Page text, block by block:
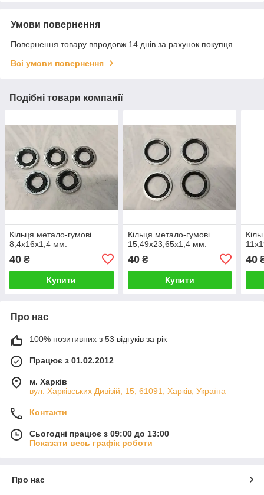
Умови повернення
Повернення товару впродовж 14 днів за рахунок покупця
Всі умови повернення
Подібні товари компанії
Кільця метало-гумові
8,4х16х1,4 мм.
40 ₴
Купити
Кільця метало-гумові
15,49x23,65x1,4 мм.
40₴
Купити
40
Про нас
100% позитивних з 53 відгуків за рік
Працює з 01.02.2012
м. Харків
вул. Харківських Дивізій, 15, 61091, Харків, Україна
Контакти
Сьогодні працює з 09:00 до 13:00
Показати весь графік роботи
Про нас